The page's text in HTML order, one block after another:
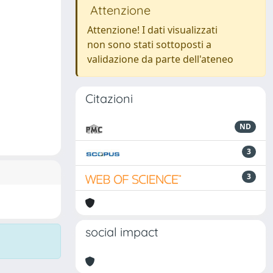
Attenzione
Attenzione! I dati visualizzati
non sono stati sottoposti a
validazione da parte dell'ateneo
Citazioni
ND
3
3
social impact